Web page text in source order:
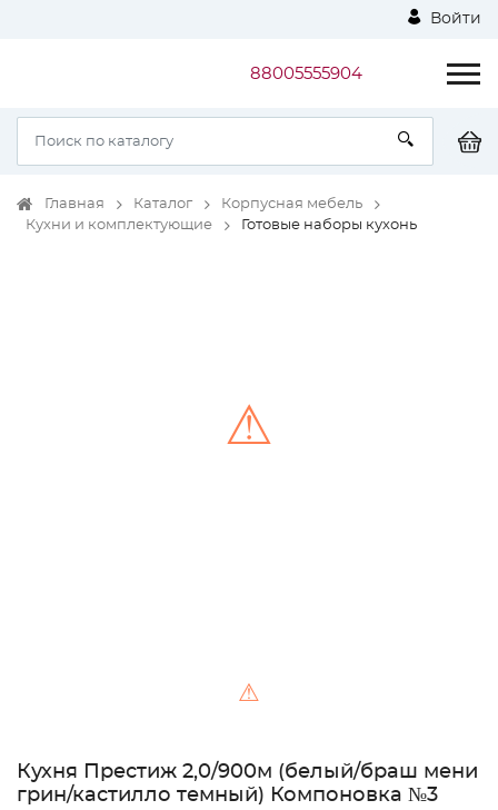
Войти
88005555904
Главная Каталог
Корпусная мебель
Кухни и комплектующие
Готовые наборы кухонь
⚠
⚠
Кухня Престиж 2,0/900м (белый/браш мени
грин/кастилло темный) Компоновка №3